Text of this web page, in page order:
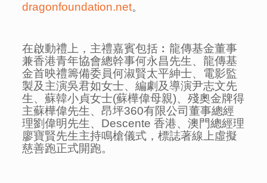
dragonfoundation.net。
在啟動禮上，主禮嘉賓包括︰龍傳基金董事
兼香港青年協會總幹事何永昌先生、龍傳基
金首映禮籌備委員何淑賢太平紳士、電影監
製及主演吳君如女士、編劇及導演尹志文先
生、蘇韓小貞女士(蘇樺偉母親)、殘奧金牌得
主蘇樺偉先生、昂坪360有限公司董事總經
理劉偉明先生、Descente 香港、澳門總經理
廖寶賢先生主持鳴槍儀式，標誌著線上虛擬
慈善跑正式開跑。